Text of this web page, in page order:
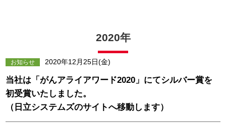
2020年
お知らせ 2020年12月25日(金)
当社は「がんアライアワード2020」にてシルバー賞を
初受賞いたしました。
（日立システムズのサイトへ移動します）